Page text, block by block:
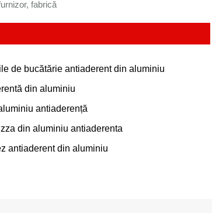
fabrică
de bucătărie antiaderent din aluminiu
din aluminiu
antiaderență
din aluminiu antiaderenta
antiaderent din aluminiu